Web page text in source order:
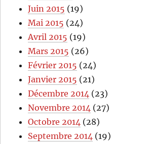
Juin 2015 (19)
Mai 2015 (24)
Avril 2015 (19)
Mars 2015 (26)
Février 2015 (24)
Janvier 2015 (21)
Décembre 2014 (23)
Novembre 2014 (27)
Octobre 2014 (28)
Septembre 2014 (19)